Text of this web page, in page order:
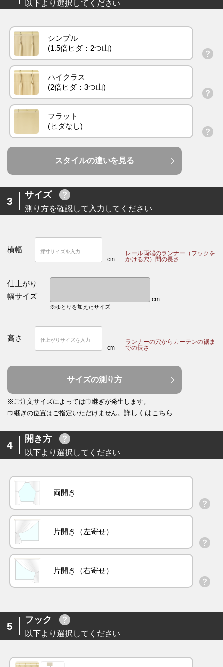
以下より選択してください
シンプル
ハイクラス
フラット
スタイルの違いを見る
3
サイズ
測り方を確認して入力してください
横幅
cm
レール両端のランナー（フックを
かける穴）間の長さ
仕上がり
幅サイズ
cm
※ゆとりを加えたサイズ
高さ
cm
ランナーの穴からカーテンの裾ま
での長さ
サイズの測り方
※ご注文サイズによっては巾継ぎが発生します。
巾継ぎの位置はご指定いただけません。 詳しくはこちら
4
開き方
以下より選択してください
両開き
片開き（左寄せ）
片開き（右寄せ）
5
フック
以下より選択してください